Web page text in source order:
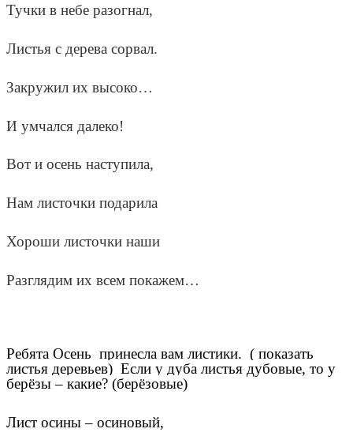
Тучки в небе разогнал,
Листья с дерева сорвал.
Закружил их высоко…
И умчался далеко!
Вот и осень наступила,
Нам листочки подарила
Хороши листочки наши
Разглядим их всем покажем…
Ребята Осень принесла вам листики. ( показать
листья деревьев) Если у дуба листья дубовые, то у
берёзы – какие? (берёзовые)
Лист осины – осиновый,